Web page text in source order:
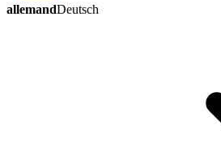
allemandDeutsch